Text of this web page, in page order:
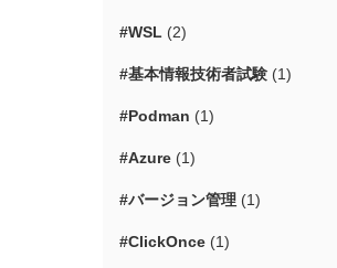
#WSL (2)
#基本情報技術者試験 (1)
#Podman (1)
#Azure (1)
#バージョン管理 (1)
#ClickOnce (1)